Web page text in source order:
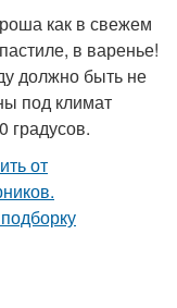
как в свежем
в варенье!
должно быть не
под климат
градусов.